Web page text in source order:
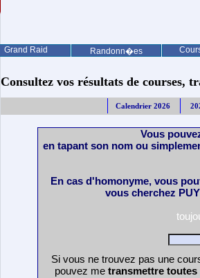
Grand Raid Randonn�es
Consultez vos résultats de courses,
Calendrier 2026
Vous
en tapant son nom ou
En cas d'homonyme, vous
vous cherchez
Si vous ne trouvez pas une
pouvez me transmettre